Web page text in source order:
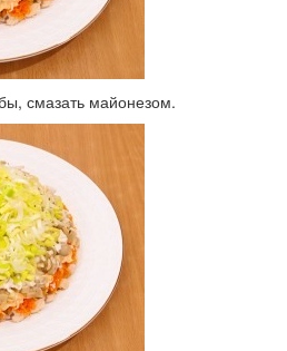
смазать майонезом.